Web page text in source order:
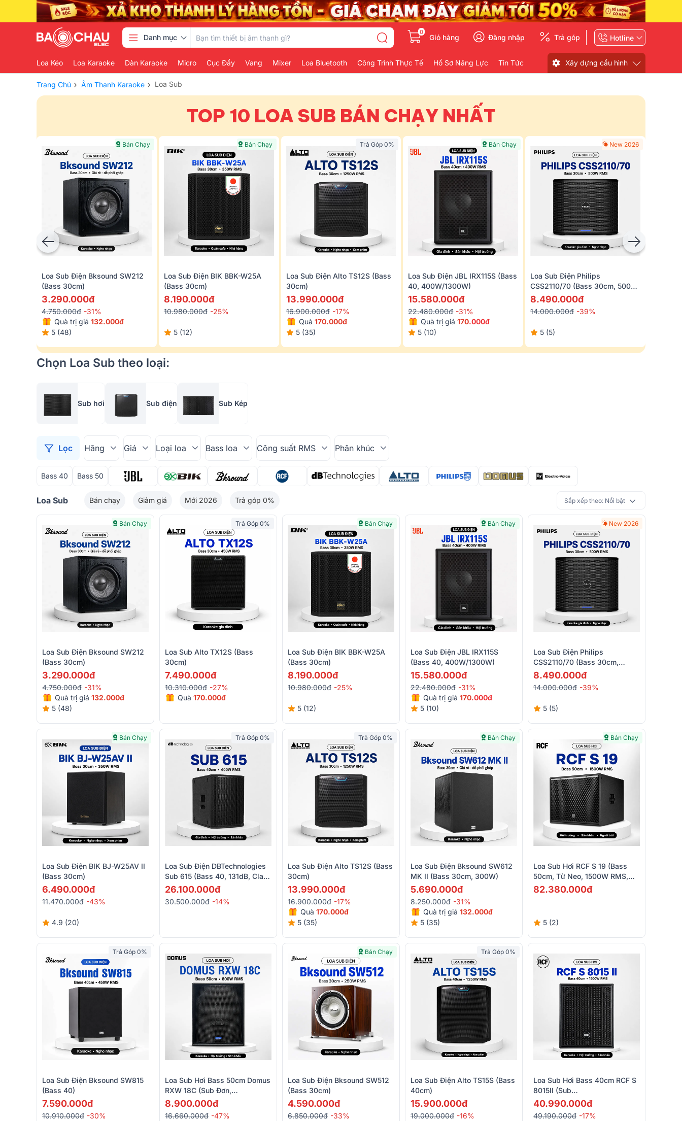
Danh mục
0
Giỏ hàng Đăng nhập Trả góp Hotline
Loa Kéo Loa Karaoke Dàn Karaoke Micro Cục Đẩy Vang Mixer Loa Bluetooth Công Trình Thực Tế Hồ Sơ Năng Lực Tin Tức Xây dựng cấu hình
Trang Chủ › Âm Thanh Karaoke › Loa Sub
TOP 10 LOA SUB BÁN CHẠY NHẤT
Bán Chạy
Loa Sub Điện Bksound SW212
(bass 30cm)
3.290.000đ
4.750.000đ -31%
Quà trị giá 132.000đ
5 (48)
Bán Chạy
Loa Sub Điện BIK BBK-W25A
(Bass 30cm)
8.190.000đ
10.980.000đ -25%
5 (12)
Trả Góp 0%
Loa Sub Điện Alto TS12S (bass
30cm)
13.990.000đ
16.900.000đ -17%
Quà 170.000đ
5 (35)
Bán Chạy
Loa Sub Điện JBL IRX115S (bass
40, 400W/1300W)
15.580.000đ
22.480.000đ -31%
Quà trị giá170.000đ
5 (10)
New 2026
Loa Sub Điện Philips
CSS2110/70 (Bass 30cm, 500W
RMS, Ferrite)
8.490.000đ
14.000.000đ -39%
5 (5)
Chọn Loa Sub theo loại:
Sub hơi Sub điện Sub Kép
Lọc Hãng Giá Loại loa Bass loa Công suất RMS Phân khúc
Bass 40 Bass 50
Loa Sub Bán chạy Giảm giá Mới 2026 Trả góp 0% Sắp xếp theo: Nổi bật
Bán Chạy
Loa Sub Điện Bksound SW212
(bass 30cm)
3.290.000đ
4.750.000đ -31%
Quà trị giá 132.000đ
5 (48)
Trả Góp 0%
Loa Sub Alto TX12S (bass
30cm)
7.490.000đ
10.310.000đ -27%
Quà 170.000đ
Bán Chạy
Loa Sub Điện BIK BBK-W25A
(Bass 30cm)
8.190.000đ
10.980.000đ -25%
5 (12)
Bán Chạy
Loa Sub Điện JBL IRX115S
(bass 40, 400W/1300W)
15.580.000đ
22.480.000đ -31%
Quà trị giá 170.000đ
5 (10)
New 2026
Loa Sub Điện Philips
CSS2110/70 (Bass 30cm,
500W RMS, Ferrite)
8.490.000đ
14.000.000đ -39%
5 (5)
Bán Chạy
Loa Sub Điện BIK BJ-W25AV II
(Bass 30cm)
6.490.000đ
11.470.000đ -43%
4.9 (20)
Trả Góp 0%
Loa Sub Điện DBTechnologies
Sub 615 (Bass 40, 131dB, Class
D)
26.100.000đ
30.500.000đ -14%
Trả Góp 0%
Loa Sub Điện Alto TS12S (bass
30cm)
13.990.000đ
16.900.000đ -17%
Quà 170.000đ
5 (35)
Bán Chạy
Loa Sub Điện Bksound SW612
MK II (Bass 30cm, 300W)
5.690.000đ
8.250.000đ -31%
Quà trị giá 132.000đ
5 (35)
Bán Chạy
Loa Sub Hơi RCF S 19 (Bass
50cm, Từ Neo, 1500W RMS,
30Hz, SPL 139dB)
82.380.000đ
5 (2)
Trả Góp 0%
Loa Sub Điện Bksound SW815
(bass 40)
7.590.000đ
10.910.000đ -30%
Loa Sub Hơi Bass 50cm Domus
RXW 18C (Sub Đơn,
800W/1200W)
8.900.000đ
16.660.000đ -47%
Bán Chạy
Loa Sub Điện Bksound SW512
(Bass 30cm)
4.590.000đ
6.850.000đ -33%
Trả Góp 0%
Loa Sub Điện Alto TS15S (bass
40cm)
15.900.000đ
19.000.000đ -16%
Loa Sub Hơi Bass 40cm RCF S
8015II (Sub
Đơn,1500W/6000W, SX: Italy)
40.990.000đ
49.190.000đ -17%